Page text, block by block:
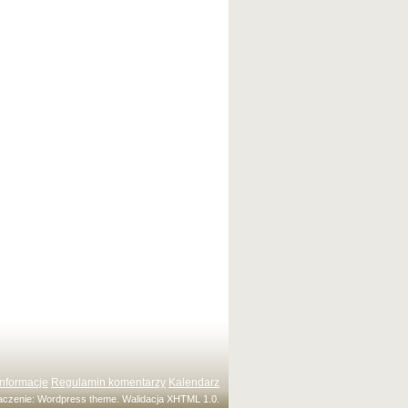
Regulamin komentarzy Kalendarz
Wordpress theme. WalidacjaXHTML 1.0.